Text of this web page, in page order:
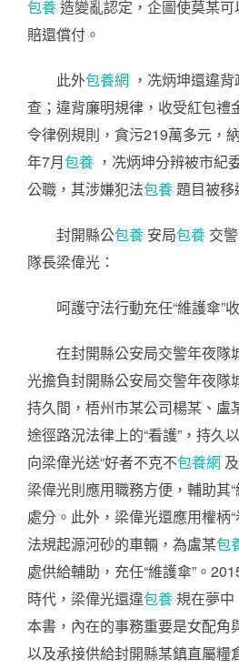
包養造變亂認定，企圖使莫某
賠還償付。
此外包養網 ，冼炳坤還違
查；違背廉明規律，收受紅包禮
令律例規則，貪污219萬多元，
年7月包養 ，冼炳坤分辨被市紀
公職，其涉嫌犯法包養題目被移
封開縣公包養 安局包養 交
隊長梁偉光：
呵護守法行動充任“維護傘”收
在封開縣公安局交警年夜隊
光擔負封開縣公安局交警年夜隊
持久間，梧州市某公司楊某、盧
途徑路況法律上的“看護”，持久
向梁偉光送“好者不克不包養網
梁偉光則應用職務方便，輔助其
處分。此外，梁偉光還應用權柄
法規起源河砂的車輛，為盧某包
處供給輔助，充任“維護傘”。
時代，梁偉光還違包養規在夢
本書，內在的事務重要是女配角
以及承接供給封開縣某鎮直屬糧